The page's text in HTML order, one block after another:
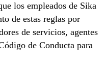
los empleados de Sika
de estas reglas por
de servicios, agentes
de Conducta para